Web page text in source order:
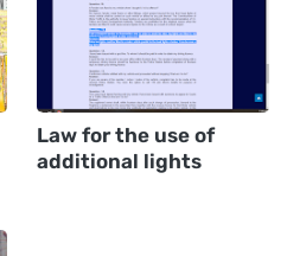
Law for the use of
additional lights